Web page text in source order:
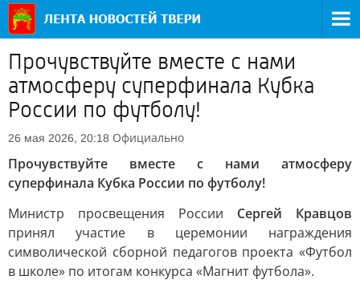
Прочувствуйте вместе с нами
атмосферу суперфинала Кубка
России по футболу!
26 мая 2026, 20:18 Официально
Прочувствуйте вместе с нами атмосферу
суперфинала Кубка России по футболу!
Министр просвещения России Сергей Кравцов
принял участие в церемонии награждения
символической сборной педагогов проекта «Футбол
в школе» по итогам конкурса «Магнит футбола».